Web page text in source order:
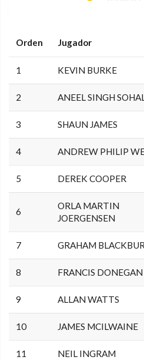
Orden Jugador
1 KEVIN BURKE
2 ANEEL SINGH
3 SHAUN JAMES
4 ANDREW PHILIP
5 DEREK COOPER
6
ORLA MARTIN
JOERGENSEN
7 GRAHAM
8 FRANCIS DONEGAN
9 ALLAN WATTS
10 JAMES MCILWAINE
11 NEIL INGRAM